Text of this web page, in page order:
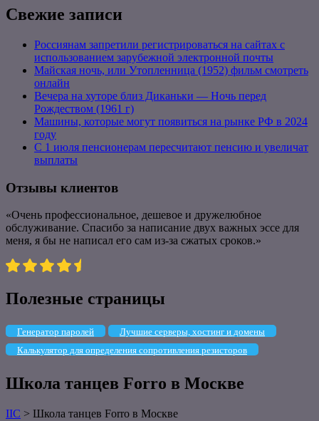
Свежие записи
Россиянам запретили регистрироваться на сайтах с
использованием зарубежной электронной почты
Майская ночь, или Утопленница (1952) фильм смотреть
онлайн
Вечера на хуторе близ Диканьки — Ночь перед
Рождеством (1961 г)
Машины, которые могут появиться на рынке РФ в 2024
году
С 1 июля пенсионерам пересчитают пенсию и увеличат
выплаты
Отзывы клиентов
«Очень профессиональное, дешевое и дружелюбное
обслуживание. Спасибо за написание двух важных эссе для
меня, я бы не написал его сам из-за сжатых сроков.»
Полезные страницы
Генератор паролей
Лучшие серверы, хостинг и домены
Калькулятор для определения сопротивления резисторов
Школа танцев Forro в Москве
IIC > Школа танцев Forro в Москве